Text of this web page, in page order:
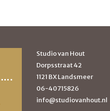
Studio van Hout
Dorpsstraat 42
1121 BX Landsmeer
06-40715826
info@studiovanhout.nl